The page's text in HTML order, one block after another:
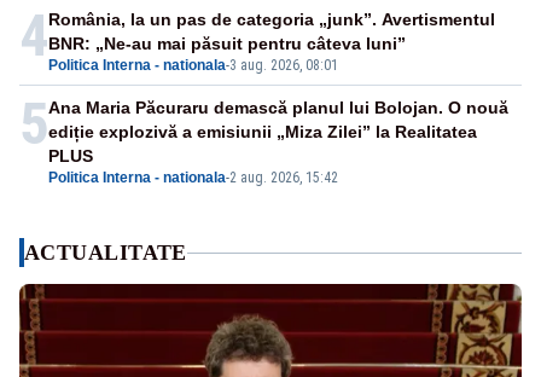
4 Politica Interna - nationala-3 aug. 2026, 08:01
România, la un pas de categoria „junk”. Avertismentul
BNR: „Ne-au mai păsuit pentru câteva luni”
5
Politica Interna - nationala-2 aug. 2026, 15:42
Ana Maria Păcuraru demască planul lui Bolojan. O nouă
ediție explozivă a emisiunii „Miza Zilei” la Realitatea
PLUS
ACTUALITATE